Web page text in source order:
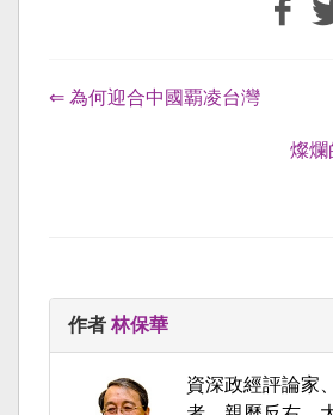
⇐ 為何迎合中國覇凌台灣
燦
作者 林保華
資深政經評論家